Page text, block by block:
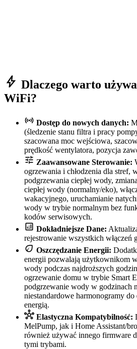
bolt Dlaczego warto
WiFi?
sensors Dostęp do nowych danych:
(śledzenie stanu filtra i pracy
szacowana moc wejściowa,
prędkość wentylatora, pozycja
tune Zaawansowane Sterowanie:
ogrzewania i chłodzenia dla stref,
podgrzewania ciepłej wody,
ciepłej wody (normalny/eko),
wakacyjnego, uruchamianie
wody w trybie normalnym bez
kodów serwisowych.
analytics Dokładniejsze Dane:
rejestrowanie wszystkich włączeń
eco Oszczędzanie Energii:
energii pozwalają użytkownikom
wody podczas najdroższych
ogrzewanie domu w trybie Smart
podgrzewanie wody w godzinach
niestandardowe harmonogramy
energią.
hub Elastyczna Kompatybilność:
MelPump, jak i Home Assistant/
również używać innego firmware
tymi trybami.